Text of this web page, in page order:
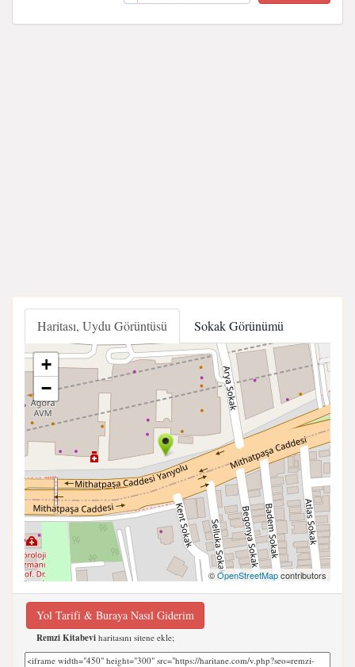
Haritası, Uydu Görüntüsü Sokak Görünümü
+
−
©OpenStreetMapcontributors
Yol Tarifi & Buraya Nasıl Giderim
Remzi Kitabevi haritasını sitene ekle;